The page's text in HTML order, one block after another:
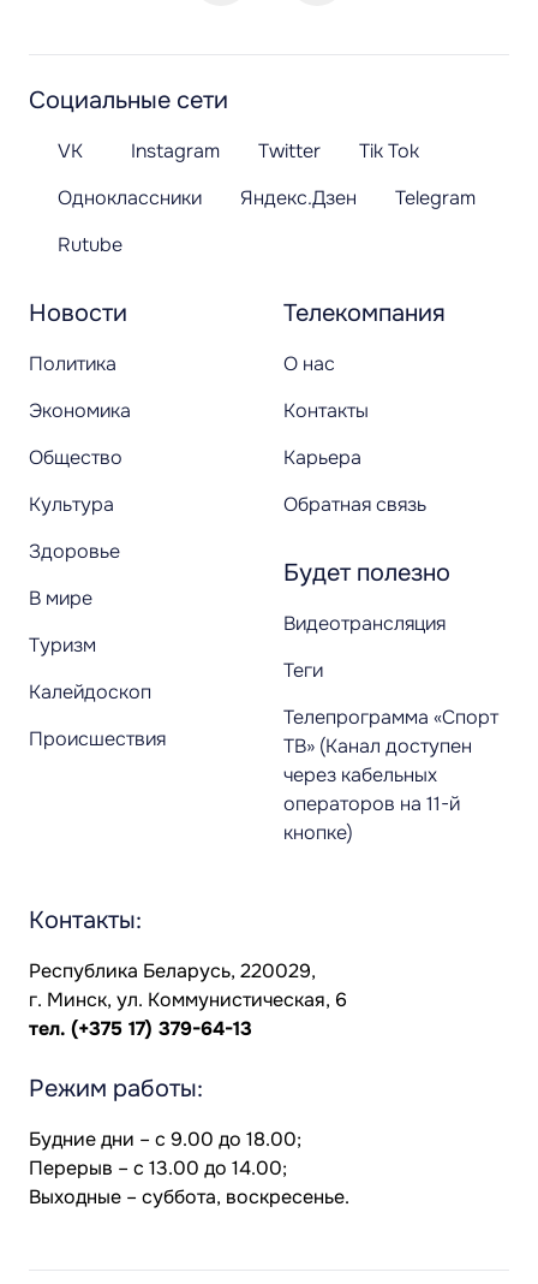
Новости
Политика
Экономика
Общество
Культура
Здоровье
В мире
Туризм
Калейдоскоп
Происшествия
Телекомпания
О нас
Контакты
Карьера
Обратная связь
Будет полезно
Видеотрансляция
Теги
Телепрограмма «Спорт
ТВ» (Канал доступен
через кабельных
операторов на 11-й
кнопке)
Социальные сети
VK Instagram Twitter
Tik Tok
Одноклассники
Яндекс.Дзен
Telegram
Rutube
Контакты:
Республика Беларусь, 220029,
г. Минск, ул. Коммунистическая, 6
тел. (+375 17) 379-64-13
Режим работы:
Будние дни – с 9.00 до 18.00;
Перерыв – с 13.00 до 14.00;
Выходные – суббота, воскресенье.